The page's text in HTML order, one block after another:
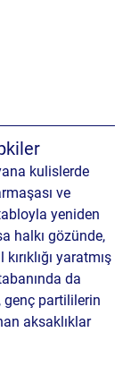
kulislerde
ve
yeniden
halkı gözünde,
yaratmış
da
genç partililerin
aksaklıklar